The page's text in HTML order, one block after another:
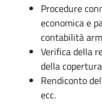
Procedure
economica e
contabilità
Verifica della
della
Rendiconto
ecc.